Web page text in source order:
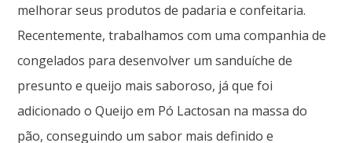
melhorar seus produtos de padaria e confeitaria.
Recentemente, trabalhamos com uma companhia de
congelados para desenvolver um sanduíche de
presunto e queijo mais saboroso, já que foi
adicionado o Queijo em Pó Lactosan na massa do
pão, conseguindo um sabor mais definido e